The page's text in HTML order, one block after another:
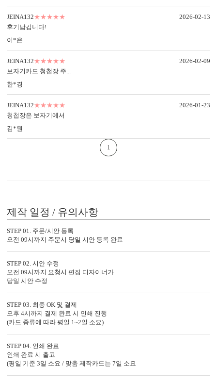
봉투 인쇄
기본 주소형, 디자인형, 문구 인쇄 등 다양한 편집을 제공합니다.
실용성과 감성을 모두 담으세요.
디자인형
신랑신부 이름, 예식일을 인쇄할
수 있습니다.
기본 주소형
수 있습니다.
JEINA132★★★★★
후기남깁니다!
이*은
2026-02-13
JEINA132★★★★★
보자기카드 청첩장 주...
한*경
2026-02-09
JEINA132★★★★★
청첩장은 보자기에서
김*원
2026-01-23
1
제작 일정 / 유의사항
STEP 01. 주문/시안 등록
오전 09시까지 주문시 당일 시안 등록 완료
STEP 02. 시안 수정
오전 09시까지 요청시 편집 디자이너가
당일 시안 수정
STEP 03. 최종 OK 및 결제
오후 4시까지 결제 완료 시 인쇄 진행
(카드 종류에 따라 평일 1~2일 소요)
STEP 04. 인쇄 완료
인쇄 완료 시 출고
(평일 기준 3일 소요 / 맞춤 제작카드는 7일 소요